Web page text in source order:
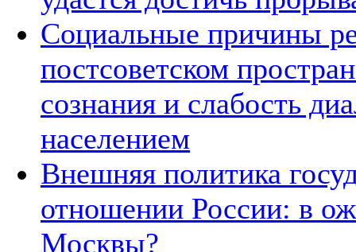
Социальные причины
постсоветском
сознания и слабость
населением
Внешняя политика
отношении России: в
Москвы?